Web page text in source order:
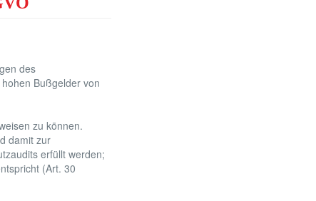
des
Bußgelder von
zu können.
damit zur
erfüllt werden;
(Art. 30